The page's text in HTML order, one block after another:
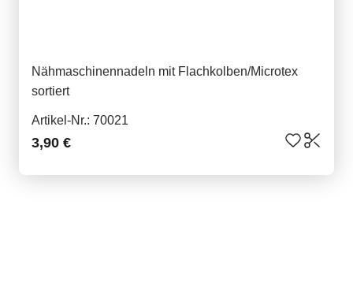
Nähmaschinennadeln mit Flachkolben/Microtex
sortiert
Artikel-Nr.: 70021
3,90 €